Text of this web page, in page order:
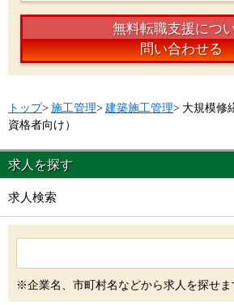
無料転職支援につ
問い合わせる
トップ> 施工管理> 建築施工管理> 大規模修
資格者向け）
求人を探す
求人検索
※企業名、市町村名などから求人を探せま